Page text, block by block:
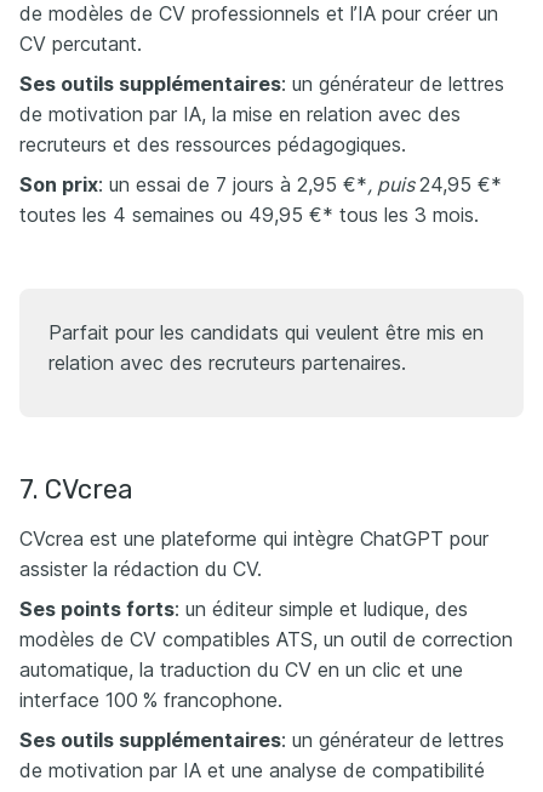
de modèles de CV professionnels et l’IA pour créer un
CV percutant.
Ses outils supplémentaires: un générateur de lettres
de motivation par IA, la mise en relation avec des
recruteurs et des ressources pédagogiques.
Son prix​​: un essai de 7 jours à 2,95 €*, puis24,95 €*
toutes les 4 semaines ou 49,95 €* tous les 3 mois.
Parfait pour les candidats qui veulent être mis en
relation avec des recruteurs partenaires.
7. CVcrea
CVcrea est une plateforme qui intègre ChatGPT pour
assister la rédaction du CV.​
Ses points forts: un éditeur simple et ludique, des
modèles de CV compatibles ATS, un outil de correction
automatique, la traduction du CV en un clic et une
interface 100 % francophone.
Ses outils supplémentaires: un générateur de lettres
de motivation par IA et une analyse de compatibilité